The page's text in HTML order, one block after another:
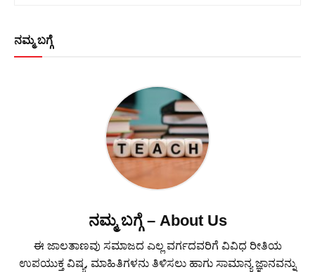
ನಮ್ಮ ಬಗ್ಗೆ
ನಮ್ಮ ಬಗ್ಗೆ – About Us
ಈ ಜಾಲತಾಣವು ಸಮಾಜದ ಎಲ್ಲ ವರ್ಗದವರಿಗೆ ವಿವಿಧ ರೀತಿಯ
ಉಪಯುಕ್ತ ವಿಷ್ಯ, ಮಾಹಿತಿಗಳನು ತಿಳಿಸಲು ಹಾಗು ಸಾಮಾನ್ಯ ಜ್ಞಾನವನ್ನು